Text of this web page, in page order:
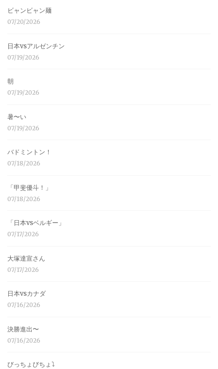
ビャンビャン麺
07/20/2026
日本vsアルゼンチン
07/19/2026
朝
07/19/2026
暑〜い
07/19/2026
バドミントン！
07/18/2026
「甲斐優斗！」
07/18/2026
「日本vsベルギー」
07/17/2026
大塚達宣さん
07/17/2026
日本vsカナダ
07/16/2026
決勝進出〜
07/16/2026
びっちょびちょ⤵︎